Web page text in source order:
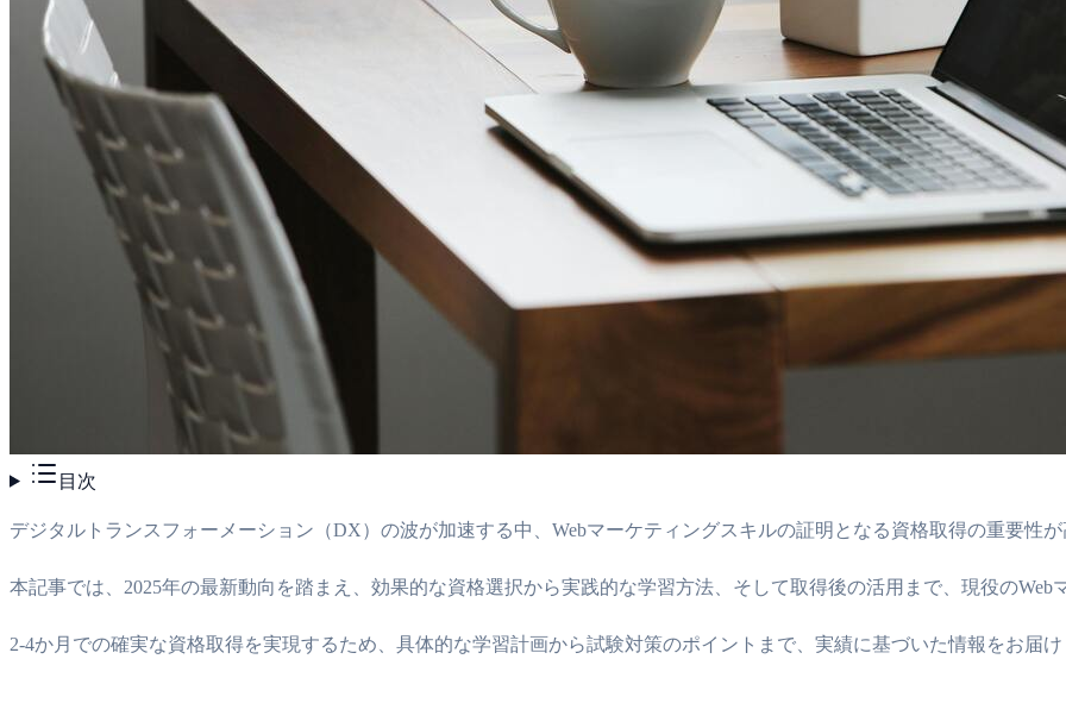
目次
デジタルトランスフォーメーション（DX）の波が加速する中、Webマーケティングスキルの証明となる資格取得の重要性
本記事では、2025年の最新動向を踏まえ、効果的な資格選択から実践的な学習方法、そして取得後の活用まで、現役の
2-4か月での確実な資格取得を実現するため、具体的な学習計画から試験対策のポイントまで、実績に基づいた情報をお届